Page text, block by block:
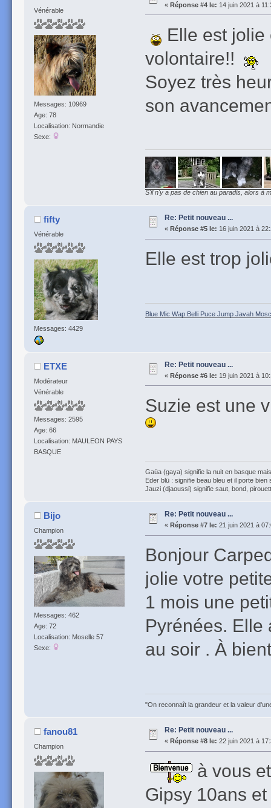
Vénérable
Messages: 10969
Age: 78
Localisation: Normandie
Sexe:
« Réponse #4 le: 14 juin 2021 à
Elle est
volontaire!!
Soyez très
son
S'il n'y a pas de chien au paradis, alors à
fifty
Vénérable
Messages: 4429
Re: Petit nouveau ...
« Réponse #5 le: 16 juin 2021 à
Elle est trop
Blue Mic Wap Belli Puce Jump Javah
ETXE
Modérateur
Vénérable
Messages: 2595
Age: 66
Localisation: MAULEON PAYS
BASQUE
Re: Petit nouveau ...
« Réponse #6 le: 19 juin 2021 à
Suzie est une
Gaüa (gaya) signifie la nuit en basque
Eder blü : signifie beau bleu et il porte bien
Jauzi (djaoussi) signifie saut, bond,
Bijo
Champion
Messages: 462
Age: 72
Localisation: Moselle 57
Sexe:
Re: Petit nouveau ...
« Réponse #7 le: 21 juin 2021 à
Bonjour
jolie votre
1 mois une
Pyrénées. Elle
au soir . À
"On reconnaît la grandeur et la valeur
fanou81
Champion
Re: Petit nouveau ...
« Réponse #8 le: 22 juin 2021 à
à vous
Gipsy 10ans